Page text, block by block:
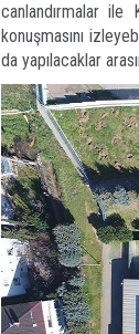
canlandırmalar ile
konuşmasını
da yapılacaklar